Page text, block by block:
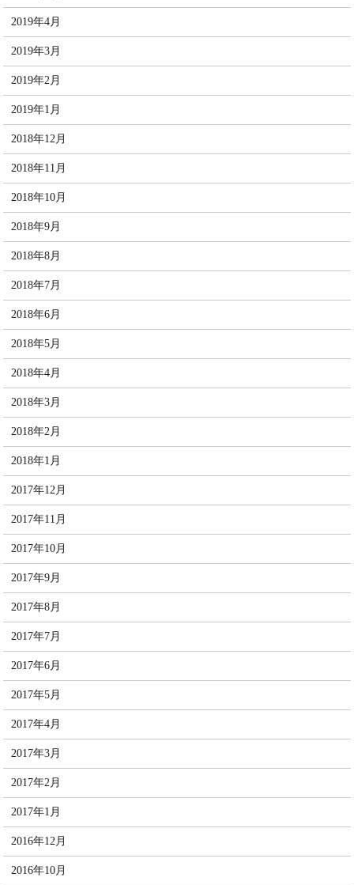
2019年4月
2019年3月
2019年2月
2019年1月
2018年12月
2018年11月
2018年10月
2018年9月
2018年8月
2018年7月
2018年6月
2018年5月
2018年4月
2018年3月
2018年2月
2018年1月
2017年12月
2017年11月
2017年10月
2017年9月
2017年8月
2017年7月
2017年6月
2017年5月
2017年4月
2017年3月
2017年2月
2017年1月
2016年12月
2016年10月